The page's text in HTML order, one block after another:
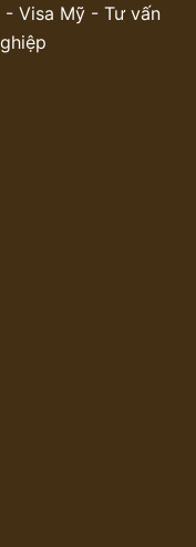
Visa Mỹ - Tư vấn